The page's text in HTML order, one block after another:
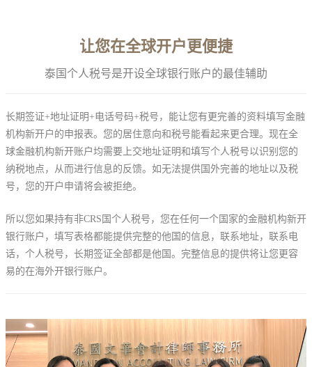
让您在全球开户更便捷
泰国个人税号是开设全球银行账户的最佳辅助
长期签证+地址证明+电话号码+税号，能让您有更完善的资料填写金融
机构新开户的申报表。您的居住意向和税号能看起来更合理。现在全
球金融机构新开账户均需要上交地址证明和填写个人税号以识别您的
纳税地点，从而进行信息的反馈。如无法提供国外完善的地址以及税
号，您的开户申请将会被拒绝。
所以您如果持有非CRS国个人税号，您在任何一个国家的金融机构新开
银行账户，填写表格都能提供完整的他国的信息，联系地址，联系电
话，个人税号，长期签证全部都是他国。完整信息的提供将让您更容
易的在海外开银行账户。